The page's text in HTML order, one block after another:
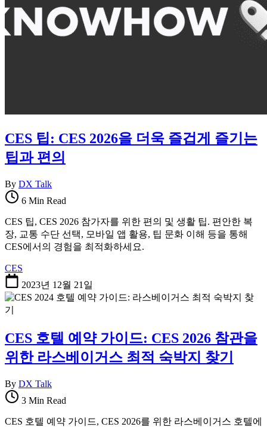
CES 팁: CES 2026을 더욱 즐겁게 즐기는
팁과 편의
By DX Talk
6 Min Read
CES 팁, CES 2026 참가자를 위한 편의 및 생활 팁. 편안한 복
장, 교통 수단 선택, 모바일 앱 활용, 팁 문화 이해 등을 통해
CES에서의 경험을 최적화하세요.
CES
2023년 12월 21일
CES 호텔 예약 가이드: CES 2026 참관을
위한 라스베이거스 최적 숙박지 찾기
By DX Talk
3 Min Read
CES 호텔 예약 가이드, CES 2026를 위한 라스베이거스 호텔에